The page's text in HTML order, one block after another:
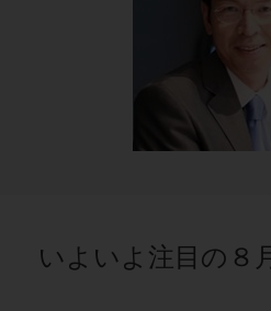
いよいよ注目の８